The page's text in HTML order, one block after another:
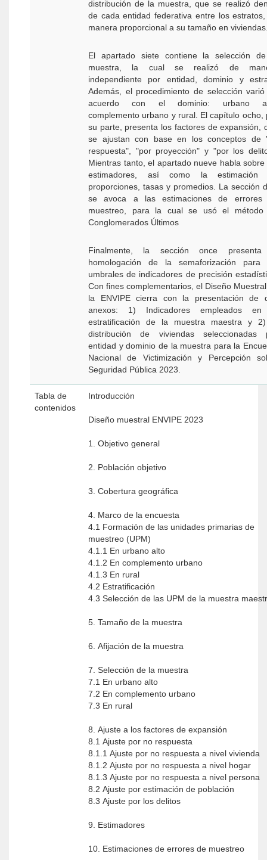
distribución de la muestra, que se realizó
de cada entidad federativa entre los
manera proporcional a su tamaño en
El apartado siete contiene la selección
muestra, la cual se realizó de
independiente por entidad, dominio y
Además, el procedimiento de selección
acuerdo con el dominio: urbano
complemento urbano y rural. El capítulo ocho,
su parte, presenta los factores de expansión,
se ajustan con base en los conceptos de
respuesta", "por proyección" y "por los
Mientras tanto, el apartado nueve habla sobre
estimadores, así como la estimación
proporciones, tasas y promedios. La sección
se avoca a las estimaciones de errores
muestreo, para la cual se usó el método
Conglomerados Últimos
Finalmente, la sección once
homologación de la semaforización para
umbrales de indicadores de precisión
Con fines complementarios, el Diseño
la ENVIPE cierra con la presentación de
anexos: 1) Indicadores empleados
estratificación de la muestra maestra y
distribución de viviendas seleccionadas
entidad y dominio de la muestra para la
Nacional de Victimización y Percepción
Seguridad Pública 2023.
Tabla de
contenidos
Introducción
Diseño muestral ENVIPE 2023
1. Objetivo general
2. Población objetivo
3. Cobertura geográfica
4. Marco de la encuesta
4.1 Formación de las unidades primarias de
muestreo (UPM)
4.1.1 En urbano alto
4.1.2 En complemento urbano
4.1.3 En rural
4.2 Estratificación
4.3 Selección de las UPM de la muestra
5. Tamaño de la muestra
6. Afijación de la muestra
7. Selección de la muestra
7.1 En urbano alto
7.2 En complemento urbano
7.3 En rural
8. Ajuste a los factores de expansión
8.1 Ajuste por no respuesta
8.1.1 Ajuste por no respuesta a nivel vivienda
8.1.2 Ajuste por no respuesta a nivel hogar
8.1.3 Ajuste por no respuesta a nivel persona
8.2 Ajuste por estimación de población
8.3 Ajuste por los delitos
9. Estimadores
10. Estimaciones de errores de muestreo